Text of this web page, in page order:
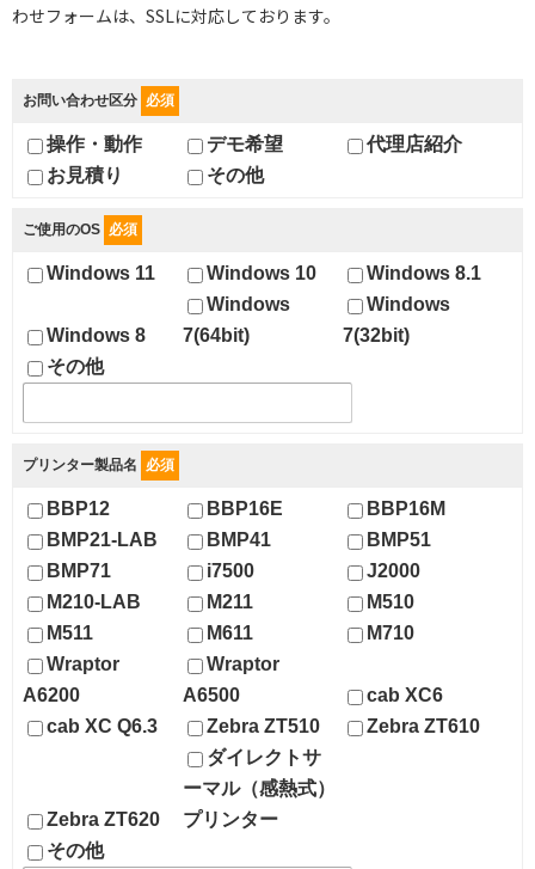
わせフォームは、SSLに対応しております。
お問い合わせ区分 必須
操作・動作 デモ希望
代理店紹介
お見積り
その他
ご使用のOS 必須
Windows 11 Windows 10 Windows 8.1
Windows 8
Windows
7(64bit)
Windows
7(32bit)
その他
プリンター製品名 必須
BBP12 BBP16E
BBP16M
BMP21-LAB
BMP41
BMP51
BMP71
i7500
J2000
M210-LAB
M211
M510
M511
M611
M710
Wraptor
A6200
Wraptor
A6500
cab XC6
cab XC Q6.3
Zebra ZT510 Zebra ZT610
Zebra ZT620
ダイレクトサ
ーマル（感熱式）
プリンター
その他